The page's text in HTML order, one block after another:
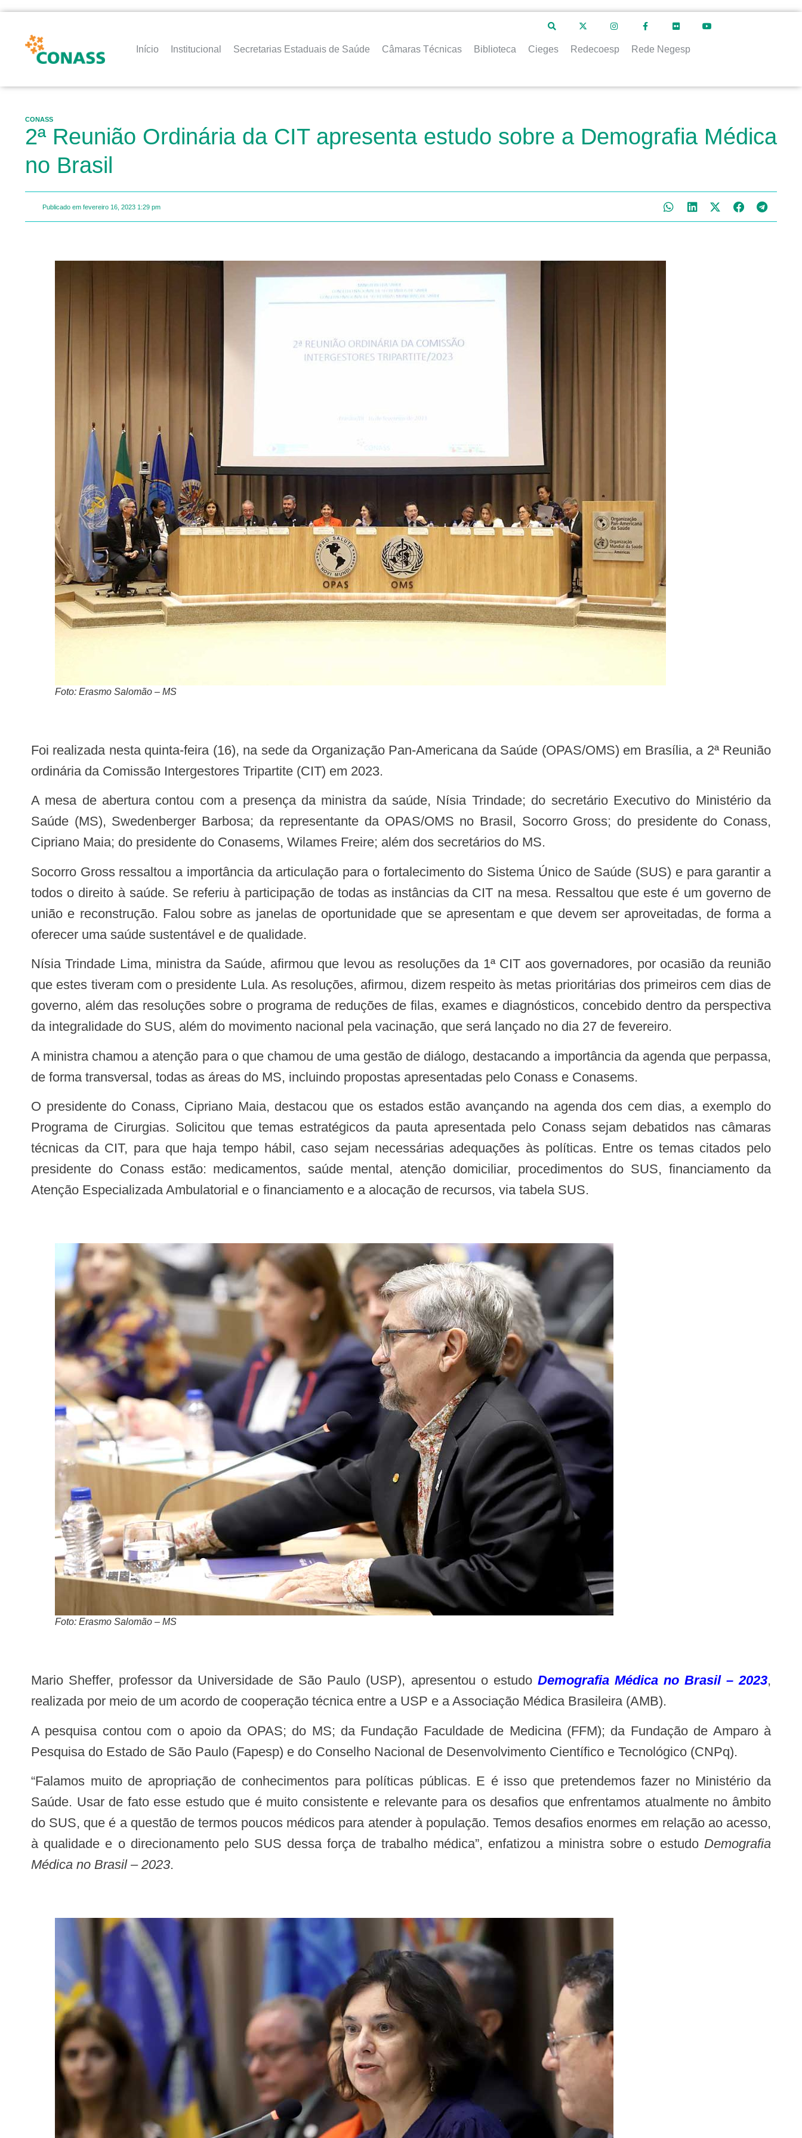
Início Institucional Secretarias Estaduais de Saúde Câmaras Técnicas Biblioteca Cieges Redecoesp Rede Negesp
CONASS
2ª Reunião Ordinária da CIT apresenta estudo sobre a Demografia Médica
no Brasil
Publicado em fevereiro 16, 2023 1:29 pm
Foto: Erasmo Salomão – MS
Foi realizada nesta quinta-feira (16), na sede da Organização Pan-Americana da Saúde (OPAS/OMS) em Brasília, a 2ª Reunião
ordinária da Comissão Intergestores Tripartite (CIT) em 2023.
A mesa de abertura contou com a presença da ministra da saúde, Nísia Trindade; do secretário Executivo do Ministério da
Saúde (MS), Swedenberger Barbosa; da representante da OPAS/OMS no Brasil, Socorro Gross; do presidente do Conass,
Cipriano Maia; do presidente do Conasems, Wilames Freire; além dos secretários do MS.
Socorro Gross ressaltou a importância da articulação para o fortalecimento do Sistema Único de Saúde (SUS) e para garantir a
todos o direito à saúde. Se referiu à participação de todas as instâncias da CIT na mesa. Ressaltou que este é um governo de
união e reconstrução. Falou sobre as janelas de oportunidade que se apresentam e que devem ser aproveitadas, de forma a
oferecer uma saúde sustentável e de qualidade.
Nísia Trindade Lima, ministra da Saúde, afirmou que levou as resoluções da 1ª CIT aos governadores, por ocasião da reunião
que estes tiveram com o presidente Lula. As resoluções, afirmou, dizem respeito às metas prioritárias dos primeiros cem dias de
governo, além das resoluções sobre o programa de reduções de filas, exames e diagnósticos, concebido dentro da perspectiva
da integralidade do SUS, além do movimento nacional pela vacinação, que será lançado no dia 27 de fevereiro.
A ministra chamou a atenção para o que chamou de uma gestão de diálogo, destacando a importância da agenda que perpassa,
de forma transversal, todas as áreas do MS, incluindo propostas apresentadas pelo Conass e Conasems.
O presidente do Conass, Cipriano Maia, destacou que os estados estão avançando na agenda dos cem dias, a exemplo do
Programa de Cirurgias. Solicitou que temas estratégicos da pauta apresentada pelo Conass sejam debatidos nas câmaras
técnicas da CIT, para que haja tempo hábil, caso sejam necessárias adequações às políticas. Entre os temas citados pelo
presidente do Conass estão: medicamentos, saúde mental, atenção domiciliar, procedimentos do SUS, financiamento da
Atenção Especializada Ambulatorial e o financiamento e a alocação de recursos, via tabela SUS.
Foto: Erasmo Salomão – MS
Mario Sheffer, professor da Universidade de São Paulo (USP), apresentou o estudo Demografia Médica no Brasil – 2023,
realizada por meio de um acordo de cooperação técnica entre a USP e a Associação Médica Brasileira (AMB).
A pesquisa contou com o apoio da OPAS; do MS; da Fundação Faculdade de Medicina (FFM); da Fundação de Amparo à
Pesquisa do Estado de São Paulo (Fapesp) e do Conselho Nacional de Desenvolvimento Científico e Tecnológico (CNPq).
“Falamos muito de apropriação de conhecimentos para políticas públicas. E é isso que pretendemos fazer no Ministério da
Saúde. Usar de fato esse estudo que é muito consistente e relevante para os desafios que enfrentamos atualmente no âmbito
do SUS, que é a questão de termos poucos médicos para atender à população. Temos desafios enormes em relação ao acesso,
à qualidade e o direcionamento pelo SUS dessa força de trabalho médica”, enfatizou a ministra sobre o estudo Demografia
Médica no Brasil – 2023.